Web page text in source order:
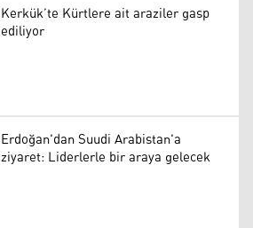
Kerkük’te Kürtlere ait araziler gasp
ediliyor
Erdoğan'dan Suudi Arabistan'a
ziyaret: Liderlerle bir araya gelecek